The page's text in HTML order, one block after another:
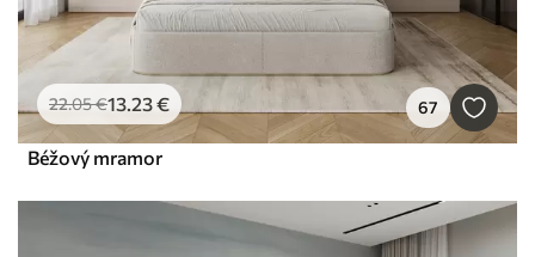
22.05€13.23€ 67
Béžový mramor